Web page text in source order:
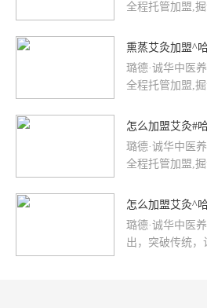
全程托管加盟,
熏蒸艾灸加盟^
璐德·诚华中医
全程托管加盟,
怎么加盟艾灸#
璐德·诚华中医
全程托管加盟,
怎么加盟艾灸^
璐德·诚华中医
出，突破传统，